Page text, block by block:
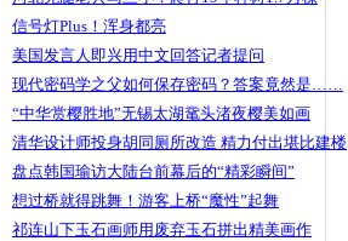
信号灯Plus！浑身都亮
美国发言人即兴用中文回答记者提问
现代密码学之父如何保存密码？答案竟然是……
“中华赏樱胜地”无锡太湖鼋头渚夜樱美如画
清华设计师投身胡同厕所改造 精力付出堪比建楼
盘点韩国瑜访大陆台前幕后的“精彩瞬间”
想过桥就得跳舞！游客上桥“魔性”起舞
祁连山下玉石画师用废弃玉石拼出精美画作